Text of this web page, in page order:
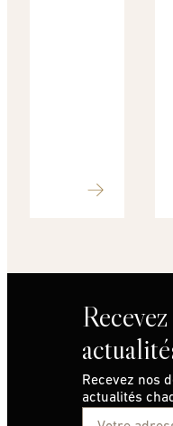
Recevez nos
actualités